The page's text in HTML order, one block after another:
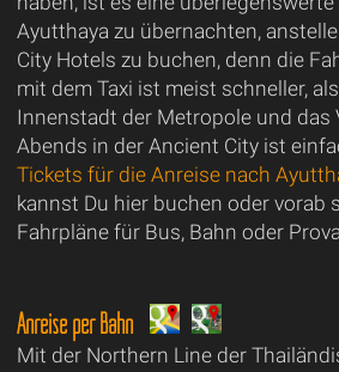
Ayutthaya zu übernachten,
City Hotels zu buchen, denn die
mit dem Taxi ist meist schneller,
Innenstadt der Metropole und das
Abends in der Ancient City ist
Tickets für die Anreise nach
kannst Du hier buchen oder vorab
Fahrpläne für Bus, Bahn oder
Anreise per Bahn
Mit der Northern Line der